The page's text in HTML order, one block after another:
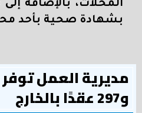
المحلات، بالإضافة
بشهادة صحية بأحد
و297 عقدًا بالخارج